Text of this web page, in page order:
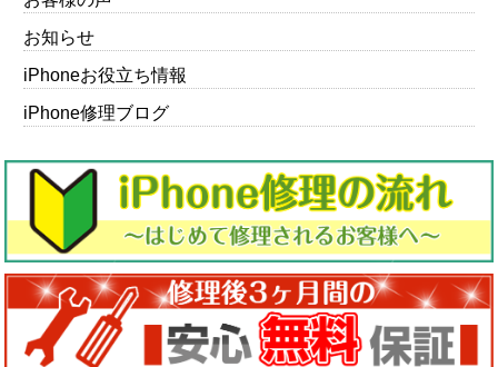
お知らせ
iPhoneお役立ち情報
iPhone修理ブログ